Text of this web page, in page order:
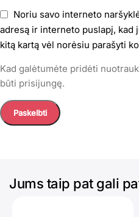
Noriu savo interneto
adresą ir interneto puslapį, kad
kitą kartą vėl norėsiu parašyti
Kad galėtumėte pridėti
būti prisijungę.
Jums taip pat gali